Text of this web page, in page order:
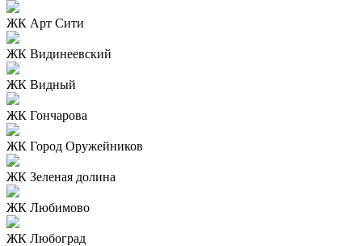
ЖК Арт Сити
ЖК Видинеевский
ЖК Видный
ЖК Гончарова
ЖК Город Оружейников
ЖК Зеленая долина
ЖК Любимово
ЖК Любоград